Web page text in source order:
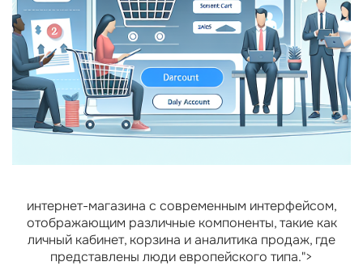
интернет-магазина с современным интерфейсом,
отображающим различные компоненты, такие как
личный кабинет, корзина и аналитика продаж, где
представлены люди европейского типа.">